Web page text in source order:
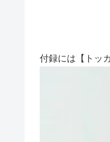
付録には【トッ